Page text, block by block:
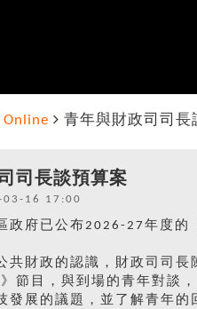
青年與財政司司長
司長談預算案
03-16 17:00
政府已公布2026-27年度的
共財政的認識，財政司司長
節目，與到場的青年對談
發展的議題，並了解青年的